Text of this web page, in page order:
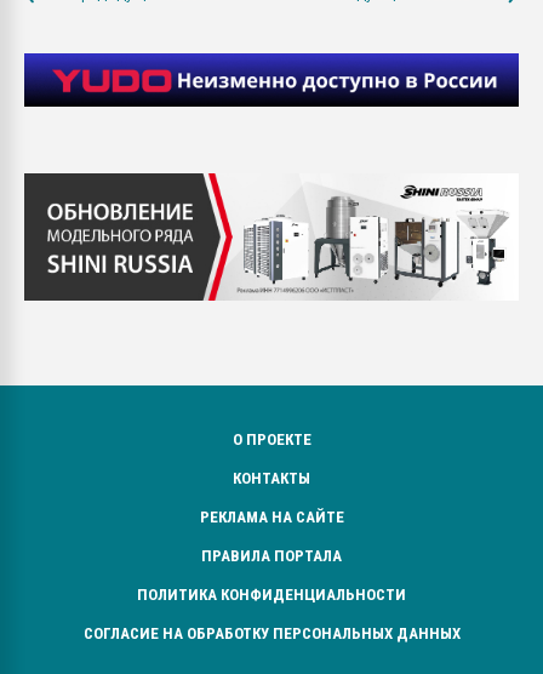
О ПРОЕКТЕ
КОНТАКТЫ
РЕКЛАМА НА САЙТЕ
ПРАВИЛА ПОРТАЛА
ПОЛИТИКА КОНФИДЕНЦИАЛЬНОСТИ
СОГЛАСИЕ НА ОБРАБОТКУ ПЕРСОНАЛЬНЫХ ДАННЫХ